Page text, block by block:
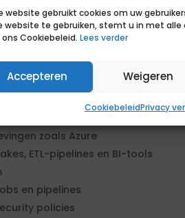
website gebruikt cookies om uw
website te gebruiken, stemt u in met
Cookiebeleid. Lees verder
Accepteren Weigeren
CookiebeleidPrivacy
data applicatie landschap
pipelines, Delta Lake-
platform
zoals Azure
ETL-pipelines en BI-tools
en pipelines
policies